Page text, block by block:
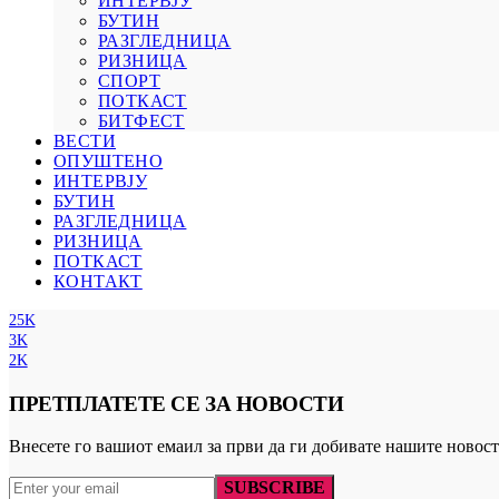
БУТИН
РАЗГЛЕДНИЦА
РИЗНИЦА
СПОРТ
ПОТКАСТ
БИТФЕСТ
ВЕСТИ
ОПУШТЕНО
ИНТЕРВЈУ
БУТИН
РАЗГЛЕДНИЦА
РИЗНИЦА
ПОТКАСТ
КОНТАКТ
25K
3K
2K
ПРЕТПЛАТЕТЕ СЕ ЗА НОВОСТИ
Внесете го вашиот емаил за први да ги добивате нашите
SUBSCRIBE